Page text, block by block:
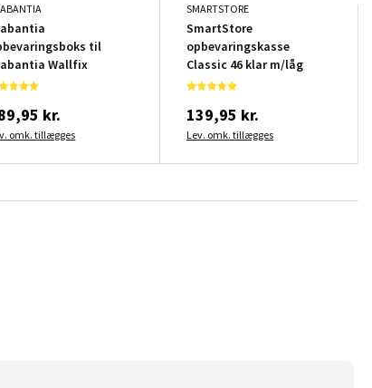
til
Wallfix
kr.
omk. tillægges
SMARTSTORE
SmartStore
opbevaringskasse
Classic 46 klar m/låg
139,95 kr.
Lev. omk. tillægges